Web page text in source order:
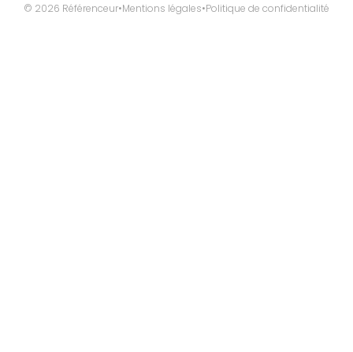
© 2026 Référenceur•Mentions légales•Politique de confidentialité